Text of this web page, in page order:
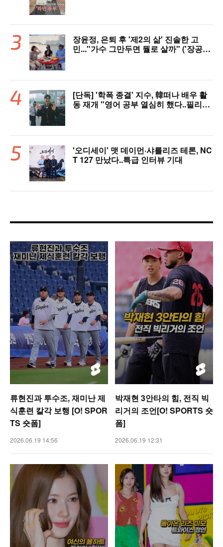
장윤정, 은퇴 후 '제2의 삶' 진솔한 고
민..."가수 그만두면 뭘로 살까" ('장공장
[단독] '학폭 종결' 지수, 韓떠나 배우 활
동 재개 "영어 공부 열심히 했다..필리핀
'오디세이' 맷 데이먼·샤를리즈 테론, NC
T 127 만났다..특급 인터뷰 기대
류현진과 투수조, 재미난 제
식훈련 칼각 보행 [O! SPOR
TS 숏폼]
2026.06.19 14:56
박재현 3안타의 힘, 전직 빅
리거의 조언[O! SPORTS 숏
폼]
2026.06.19 12:31